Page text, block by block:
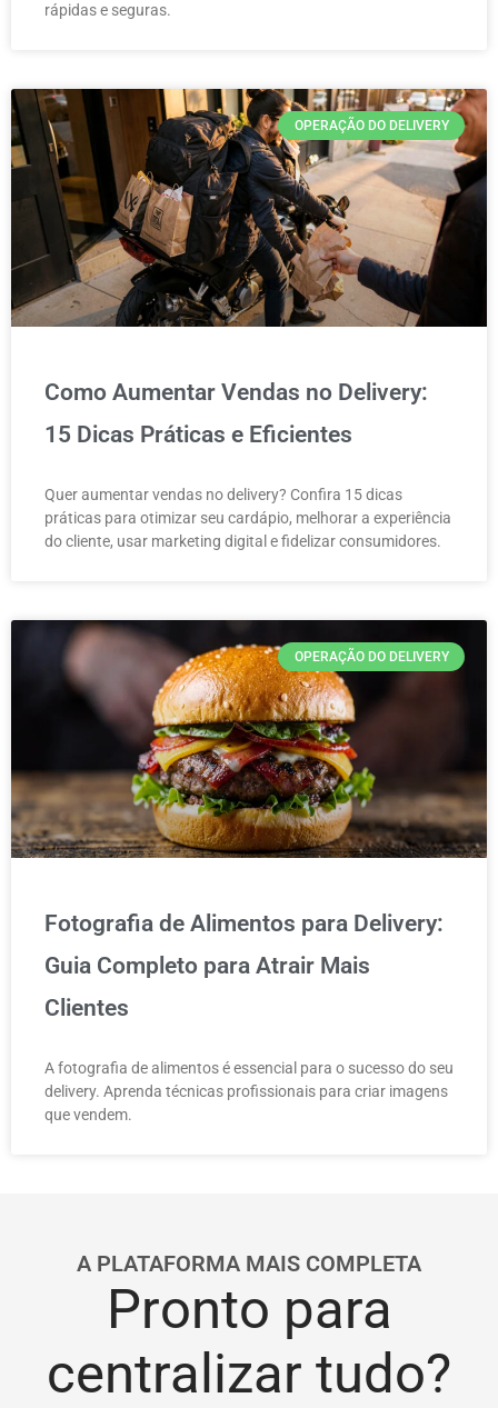
rápidas e seguras.
OPERAÇÃO DO DELIVERY
Como Aumentar Vendas no Delivery:
15 Dicas Práticas e Eficientes
Quer aumentar vendas no delivery? Confira 15 dicas
práticas para otimizar seu cardápio, melhorar a experiência
do cliente, usar marketing digital e fidelizar consumidores.
OPERAÇÃO DO DELIVERY
Fotografia de Alimentos para Delivery:
Guia Completo para Atrair Mais
Clientes
A fotografia de alimentos é essencial para o sucesso do seu
delivery. Aprenda técnicas profissionais para criar imagens
que vendem.
A PLATAFORMA MAIS COMPLETA
Pronto para
centralizar tudo?